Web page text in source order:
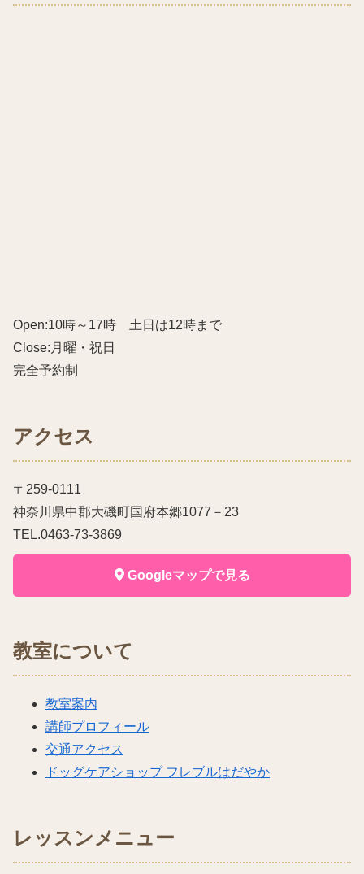
Open:10時～17時 土日は12時まで
Close:月曜・祝日
完全予約制
アクセス
〒259-0111
神奈川県中郡大磯町国府本郷1077－23
TEL.0463-73-3869
Googleマップで見る
教室について
教室案内
講師プロフィール
交通アクセス
ドッグケアショップ フレブルはだやか
レッスンメニュー